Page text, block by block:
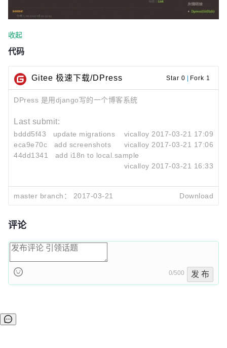
收起
代码
Gitee 极速下载/DPress Star 0 | Fork 1
DPress 是用django写的一个博客系统
Last submit:
bddd5f43 update migrations vicalloy 2017-03-21 17:09
eca9e70c
add screenshots vicalloy 2017-03-21 17:06
44dd1341
add i18n to local.sample
vicalloy 2017-03-21 16:33
master branch： 2017-03-21 Download
评论
0/500 发 布